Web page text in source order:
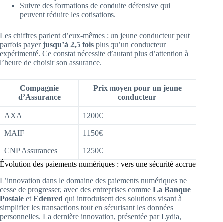
Suivre des formations de conduite défensive qui
peuvent réduire les cotisations.
Les chiffres parlent d’eux-mêmes : un jeune conducteur peut
parfois payerjusqu’à 2,5 fois plus qu’un conducteur
expérimenté. Ce constat nécessite d’autant plus d’attention à
l’heure de choisir son assurance.
Compagnie
d’Assurance
Prix moyen pour un jeune
conducteur
AXA 1200€
MAIF 1150€
CNP Assurances
1250€
Évolution des paiements numériques : vers une sécurité accrue
L’innovation dans le domaine des paiements numériques ne
cesse de progresser, avec des entreprises comme La Banque
Postale et Edenred qui introduisent des solutions visant à
simplifier les transactions tout en sécurisant les données
personnelles. La dernière innovation, présentée par Lydia,